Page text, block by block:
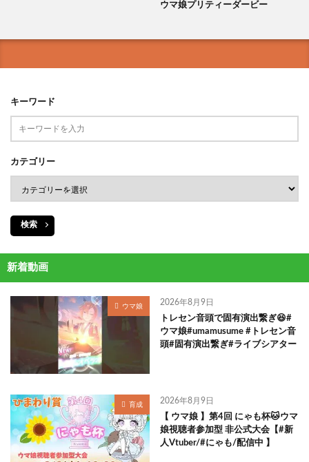
ウマ娘プリティーダービー
キーワード
カテゴリー
検索
新着動画
ウマ娘 2026年8月9日
トレセン音頭で固有演出繋ぎ😆#
ウマ娘#umamusume #トレセン音
頭#固有演出繋ぎ#ライブシアター
育成 2026年8月9日
【 ウマ娘 】第4回 にゃも杯🐱ウマ
娘視聴者参加型 非公式大会【#新
人Vtuber/#にゃも/配信中 】